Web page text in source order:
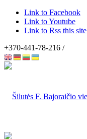
Link to Facebook
Link to Youtube
Link to Rss this site
+370-441-78-216 /